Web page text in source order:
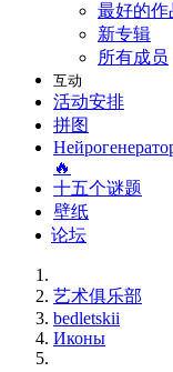
最好的作
新专辑
所有成员
互动
活动安排
拼图
🔥
十五个谜题
壁纸
论坛
艺术俱乐部
bedletskii
Иконы